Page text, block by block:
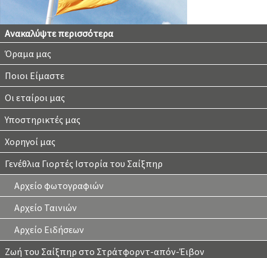
Ανακαλύψτε περισσότερα
Όραμα μας
Ποιοι Είμαστε
Οι εταίροι μας
Υποστηρικτές μας
Χορηγοί μας
Γενέθλια Γιορτές Ιστορία του Σαίξπηρ
Αρχείο φωτογραφιών
Αρχείο Ταινιών
Αρχείο Ειδήσεων
Ζωή του Σαίξπηρ στο Στράτφορντ-απόν-Έιβον